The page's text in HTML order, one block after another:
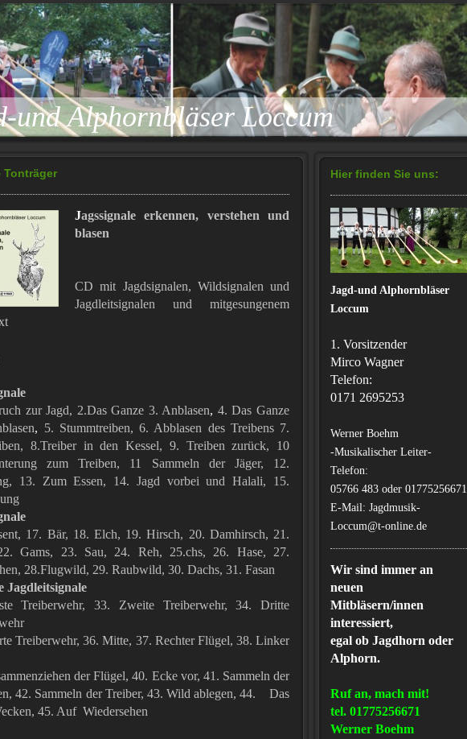
und Alphornbläser Loccum
Tonträger
Jagssignale erkennen, verstehen und
blasen
CD mit Jagdsignalen, Wildsignalen und
Jagdleitsignalen und mitgesungenem
zur Jagd, 2.Das Ganze 3. Anblasen, 4. Das Ganze
, 5. Stummtreiben, 6. Abblasen des Treibens 7.
8.Treiber in den Kessel, 9. Treiben zurück, 10
zum Treiben, 11 Sammeln der Jäger, 12.
13. Zum Essen, 14. Jagd vorbei und Halali, 15.
17. Bär, 18. Elch, 19. Hirsch, 20. Damhirsch, 21.
Gams, 23. Sau, 24. Reh, 25.chs, 26. Hase, 27.
28.Flugwild, 29. Raubwild, 30. Dachs, 31. Fasan
Jagdleitsignale
Treiberwehr, 33. Zweite Treiberwehr, 34. Dritte
Treiberwehr, 36. Mitte, 37. Rechter Flügel, 38. Linker
der Flügel, 40. Ecke vor, 41. Sammeln der
42. Sammeln der Treiber, 43. Wild ablegen, 44. Das
45. Auf Wiedersehen
Hier finden Sie uns:
Jagd-und Alphornbläser
Loccum
1. Vorsitzender
Mirco Wagner
Telefon:
0171 2695253
Werner Boehm
-Musikalischer Leiter-
Telefon:
05766 483 oder 01775256671
E-Mail: Jagdmusik-
Loccum@t-online.de
Wir sind immer an
neuen
Mitbläsern/innen
interessiert,
egal ob Jagdhorn oder
Alphorn.
Ruf an, mach mit!
tel. 01775256671
Werner Boehm